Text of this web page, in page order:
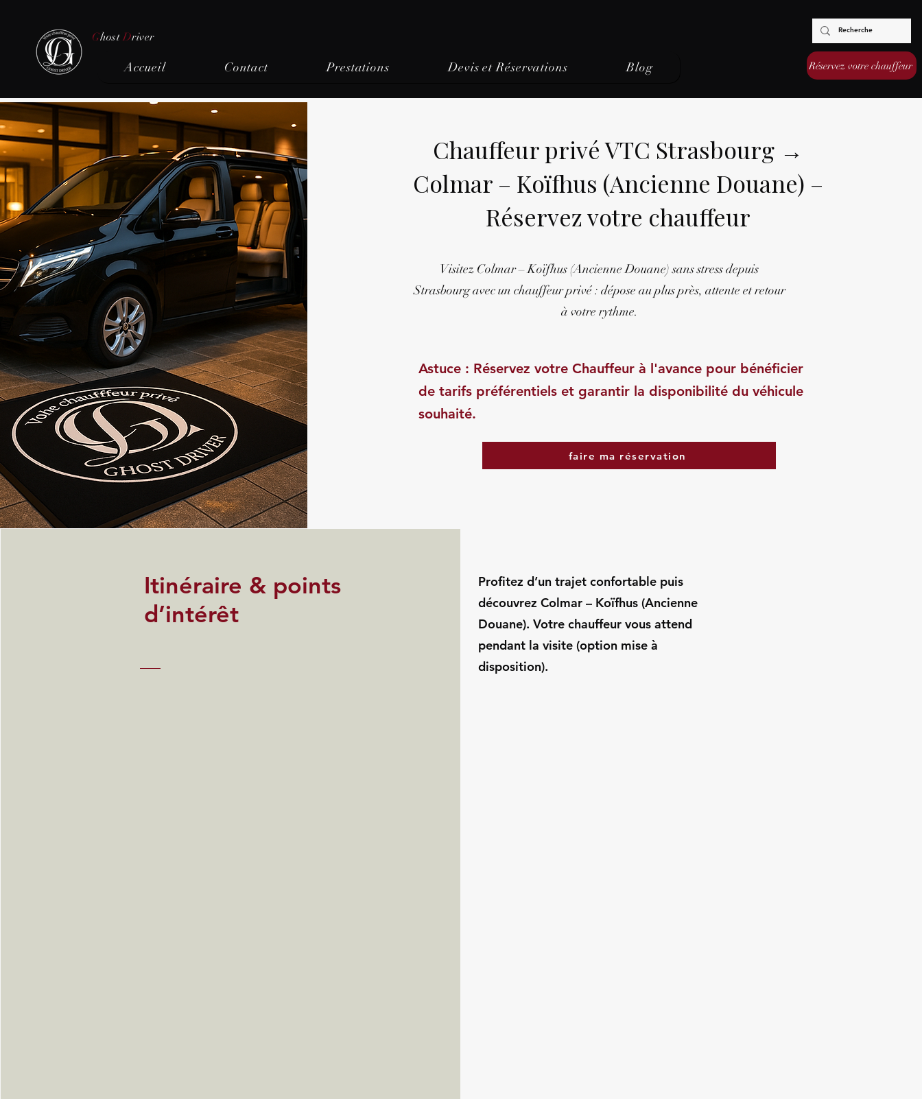
Ghost Driver
Accueil Contact Prestations Devis et Réservations Blog Réservez votre chauffeur
Chauffeur privé VTC Strasbourg →
Colmar – Koïfhus (Ancienne Douane) –
Réservez votre chauffeur
Visitez Colmar – Koïfhus (Ancienne Douane) sans stress depuis
Strasbourg avec un chauffeur privé : dépose au plus près, attente et retour
à votre rythme.
Astuce : Réservez votre Chauffeur à l'avance pour bénéficier
de tarifs préférentiels et garantir la disponibilité du véhicule
souhaité.
faire ma réservation
Itinéraire & points
d’intérêt
Profitez d’un trajet confortable puis
découvrez Colmar – Koïfhus (Ancienne
Douane). Votre chauffeur vous attend
pendant la visite (option mise à
disposition).